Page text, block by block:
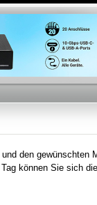
den gewünschten
können Sie sich